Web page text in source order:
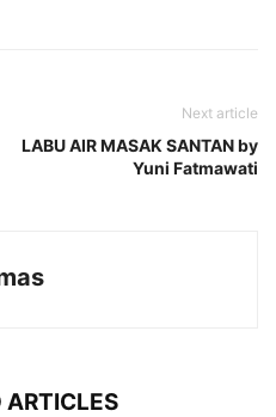
Next article
LABU AIR MASAK SANTAN by
Yuni Fatmawati
ARTICLES